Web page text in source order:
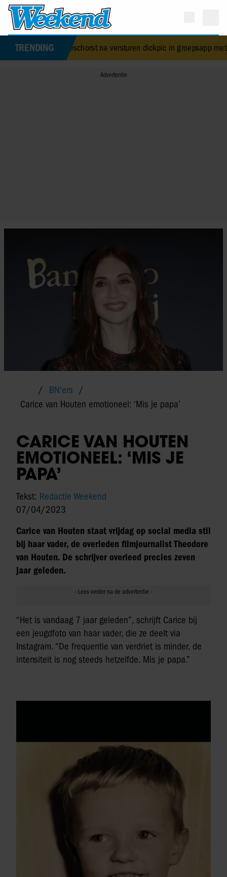
TRENDING
Boer geschorst na versturen dickpic in groepsapp met collega’s•
BN'ers
Carice van Houten emotioneel: ‘Mis je papa’
CARICE VAN HOUTEN
EMOTIONEEL: ‘MIS JE
PAPA’
Tekst: Redactie Weekend
07/04/2023
Carice van Houten staat vrijdag op social media stil
bij haar vader, de overleden filmjournalist Theodore
van Houten. De schrijver overleed precies zeven
jaar geleden.
“Het is vandaag 7 jaar geleden”, schrijft Carice bij
een jeugdfoto van haar vader, die ze deelt via
Instagram. “De frequentie van verdriet is minder, de
intensiteit is nog steeds hetzelfde. Mis je papa.”